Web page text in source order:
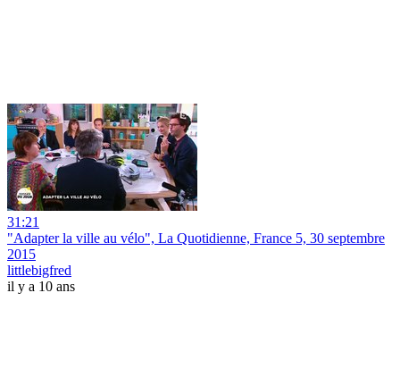
31:21
"Adapter la ville au vélo", La Quotidienne, France 5, 30 septembre
2015
littlebigfred
il y a 10 ans